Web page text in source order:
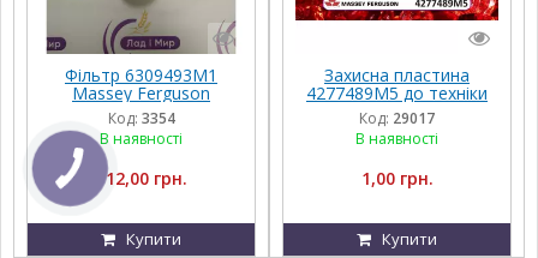
Фільтр 6309493M1
Massey Ferguson
Код: 3354
В наявності
112,00 грн.
Купити
Захисна пластина
4277489M5 до техніки
Massey Ferguson,
FENDT, Challenger, Agco
Parts
Код: 29017
В наявності
1,00 грн.
Купити